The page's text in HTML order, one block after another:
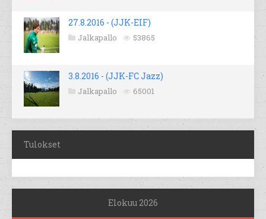
27.8.2016 - (JJK-EIF)
Jalkapallo 53865
3.8.2016 - (JJK-FC Jazz)
Jalkapallo 65001
Tulokset
Elokuu 2026